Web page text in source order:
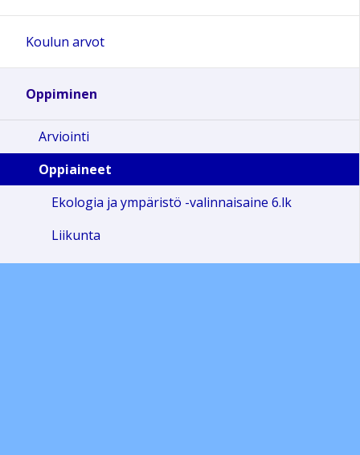
Koulun arvot
Oppiminen
Arviointi
Oppiaineet
Ekologia ja ympäristö -valinnaisaine 6.lk
Liikunta
Jalava-luokkien toiminta-ajatus